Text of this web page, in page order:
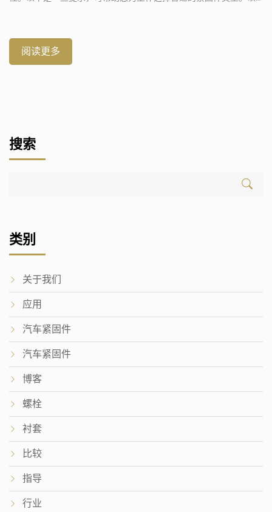
阅读更多
搜索
类别
关于我们
应用
汽车紧固件
汽车紧固件
博客
螺栓
衬套
比较
指导
行业